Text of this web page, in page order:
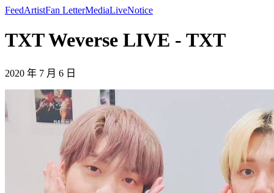
FeedArtistFan LetterMediaLiveNotice
TXT Weverse LIVE - TXT
2020 年 7 月 6 日